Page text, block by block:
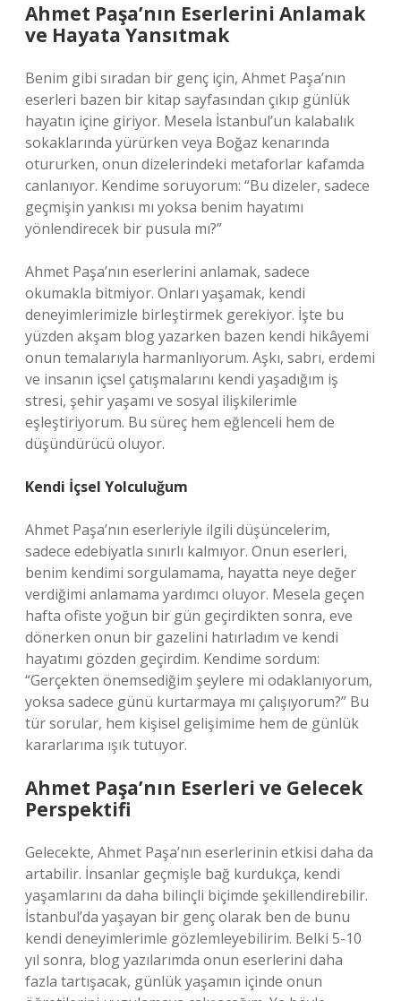
Ahmet Paşa’nın Eserlerini Anlamak
ve Hayata Yansıtmak
Benim gibi sıradan bir genç için, Ahmet Paşa’nın
eserleri bazen bir kitap sayfasından çıkıp günlük
hayatın içine giriyor. Mesela İstanbul’un kalabalık
sokaklarında yürürken veya Boğaz kenarında
otururken, onun dizelerindeki metaforlar kafamda
canlanıyor. Kendime soruyorum: “Bu dizeler, sadece
geçmişin yankısı mı yoksa benim hayatımı
yönlendirecek bir pusula mı?”
Ahmet Paşa’nın eserlerini anlamak, sadece
okumakla bitmiyor. Onları yaşamak, kendi
deneyimlerimizle birleştirmek gerekiyor. İşte bu
yüzden akşam blog yazarken bazen kendi hikâyemi
onun temalarıyla harmanlıyorum. Aşkı, sabrı, erdemi
ve insanın içsel çatışmalarını kendi yaşadığım iş
stresi, şehir yaşamı ve sosyal ilişkilerimle
eşleştiriyorum. Bu süreç hem eğlenceli hem de
düşündürücü oluyor.
Kendi İçsel Yolculuğum
Ahmet Paşa’nın eserleriyle ilgili düşüncelerim,
sadece edebiyatla sınırlı kalmıyor. Onun eserleri,
benim kendimi sorgulamama, hayatta neye değer
verdiğimi anlamama yardımcı oluyor. Mesela geçen
hafta ofiste yoğun bir gün geçirdikten sonra, eve
dönerken onun bir gazelini hatırladım ve kendi
hayatımı gözden geçirdim. Kendime sordum:
“Gerçekten önemsediğim şeylere mi odaklanıyorum,
yoksa sadece günü kurtarmaya mı çalışıyorum?” Bu
tür sorular, hem kişisel gelişimime hem de günlük
kararlarıma ışık tutuyor.
Ahmet Paşa’nın Eserleri ve Gelecek
Perspektifi
Gelecekte, Ahmet Paşa’nın eserlerinin etkisi daha da
artabilir. İnsanlar geçmişle bağ kurdukça, kendi
yaşamlarını da daha bilinçli biçimde şekillendirebilir.
İstanbul’da yaşayan bir genç olarak ben de bunu
kendi deneyimlerimle gözlemleyebilirim. Belki 5-10
yıl sonra, blog yazılarımda onun eserlerini daha
fazla tartışacak, günlük yaşamın içinde onun